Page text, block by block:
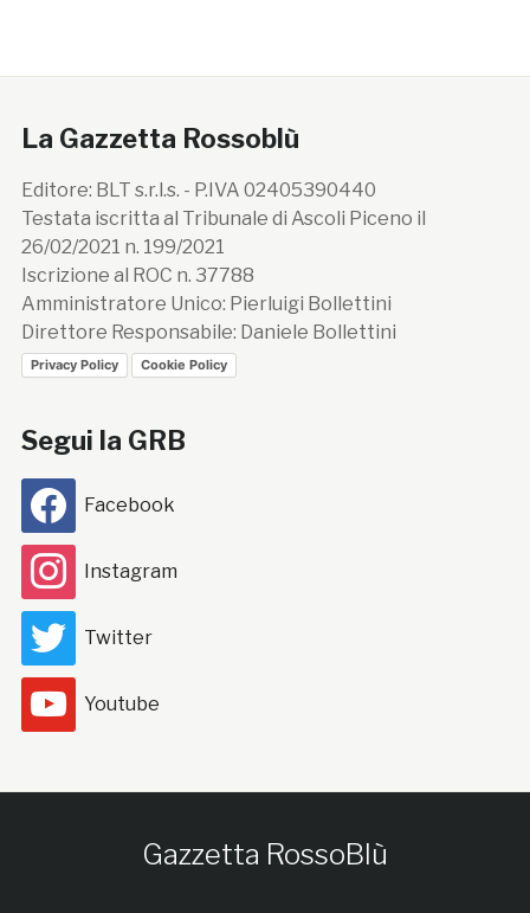
La Gazzetta Rossoblù
Editore: BLT s.r.l.s. - P.IVA 02405390440
Testata iscritta al Tribunale di Ascoli Piceno il
26/02/2021 n. 199/2021
Iscrizione al ROC n. 37788
Amministratore Unico: Pierluigi Bollettini
Direttore Responsabile: Daniele Bollettini
Privacy Policy Cookie Policy
Segui la GRB
Facebook
Instagram
Twitter
Youtube
Gazzetta RossoBlù